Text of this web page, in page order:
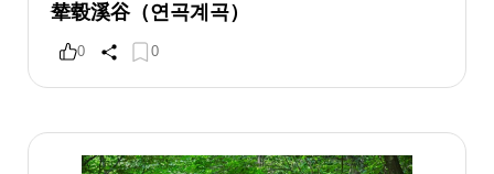
辇毂溪谷（연곡계곡）
0 0